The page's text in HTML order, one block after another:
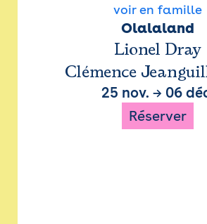
voir en famille
Olalaland
Lionel Dray
Clémence
25 nov. → 06
Réserver